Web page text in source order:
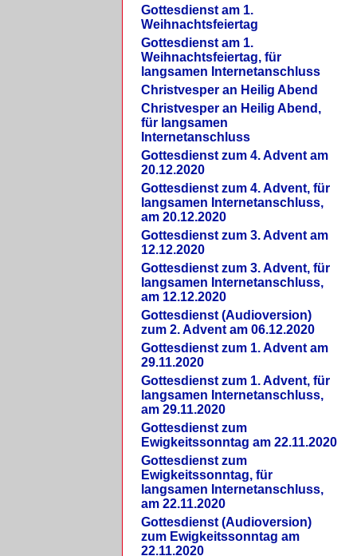
Gottesdienst am 1.
Weihnachtsfeiertag
Gottesdienst am 1.
Weihnachtsfeiertag, für
langsamen Internetanschluss
Christvesper an Heilig Abend
Christvesper an Heilig Abend,
für langsamen
Internetanschluss
Gottesdienst zum 4. Advent am
20.12.2020
Gottesdienst zum 4. Advent, für
langsamen Internetanschluss,
am 20.12.2020
Gottesdienst zum 3. Advent am
12.12.2020
Gottesdienst zum 3. Advent, für
langsamen Internetanschluss,
am 12.12.2020
Gottesdienst (Audioversion)
zum 2. Advent am 06.12.2020
Gottesdienst zum 1. Advent am
29.11.2020
Gottesdienst zum 1. Advent, für
langsamen Internetanschluss,
am 29.11.2020
Gottesdienst zum
Ewigkeitssonntag am 22.11.2020
Gottesdienst zum
Ewigkeitssonntag, für
langsamen Internetanschluss,
am 22.11.2020
Gottesdienst (Audioversion)
zum Ewigkeitssonntag am
22.11.2020